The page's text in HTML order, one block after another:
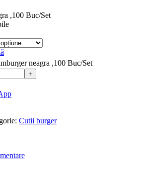
,100 Buc/Set
neagra ,100 Buc/Set
Cutii burger